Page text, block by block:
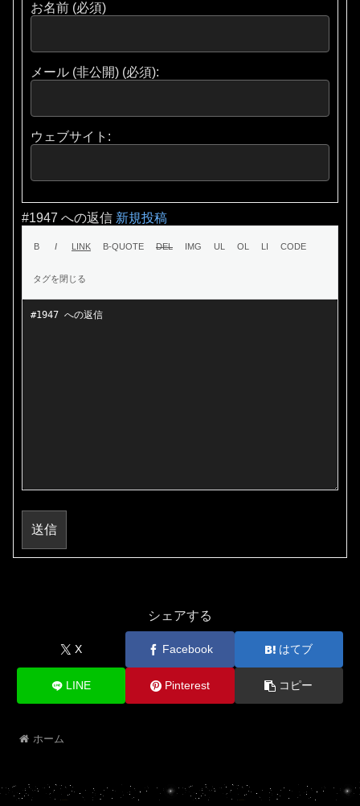
お名前 (必須)
メール (非公開) (必須):
ウェブサイト:
#1947 への返信 新規投稿
送信
シェアする
X Facebook はてブ
LINE Pinterest コピー
ホーム